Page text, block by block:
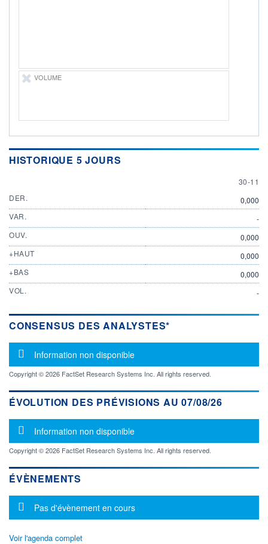
VOLUME
HISTORIQUE 5 JOURS
30
30-11
DER.
0,000
VAR.
-
OUV.
0,000
+HAUT
0,000
+BAS
0,000
VOL.
-
CONSENSUS DES ANALYSTES*
Message d'information
Information non disponible
Copyright © 2026 FactSet Research Systems Inc. All rights reserved.
ÉVOLUTION DES PRÉVISIONS AU 07/08/26
Message d'information
Information non disponible
Copyright © 2026 FactSet Research Systems Inc. All rights reserved.
ÉVÈNEMENTS
Message d'information
Pas d'évènement en cours
Voir l'agenda complet